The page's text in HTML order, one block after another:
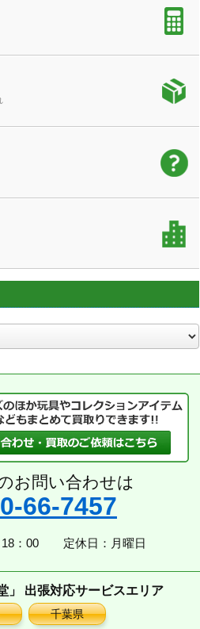
お問い合わせは
66-7457
：00 定休日：月曜日
」 出張対応サービスエリア
千葉県